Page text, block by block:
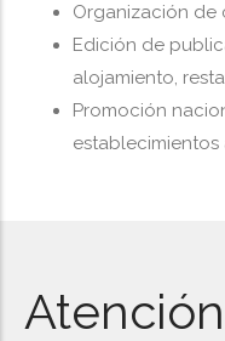
Organización de
Edición de
alojamiento,
Promoción